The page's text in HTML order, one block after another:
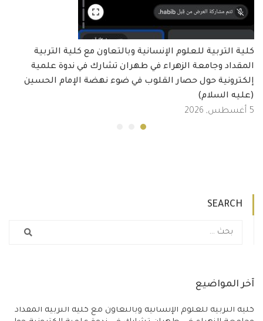
كلية التربية للعلوم الإنسانية وبالتعاون مع كلية التربية
المقداد وجامعة الزهراء في طهران تشارك في ندوة علمية
إلكترونية حول حصار القلوب في ضوء نهضة الإمام الحسين
(عليه السلام)
5 أغسطس, 2026
SEARCH
آخر المواضيع
كلية التربية للعلوم الإنسانية وبالتعاون مع كلية التربية المقداد